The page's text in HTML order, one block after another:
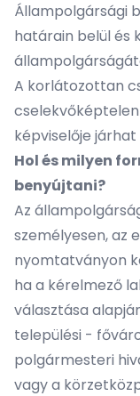
Állampolgársági
határain belül és
A korlátozottan
képviselője járhat
Hol és milyen
benyújtani?
Az
személyesen, az
nyomtatványon
ha a kérelmező
választása
települési -
polgármesteri
vagy a